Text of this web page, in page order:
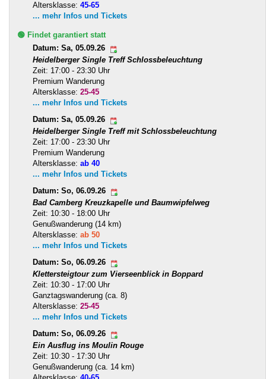
Altersklasse: 45-65
... mehr Infos und Tickets
🟢 Findet garantiert statt
Datum: Sa, 05.09.26
Heidelberger Single Treff Schlossbeleuchtung
Zeit: 17:00 - 23:30 Uhr
Premium Wanderung
Altersklasse: 25-45
... mehr Infos und Tickets
Datum: Sa, 05.09.26
Heidelberger Single Treff mit Schlossbeleuchtung
Zeit: 17:00 - 23:30 Uhr
Premium Wanderung
Altersklasse: ab 40
... mehr Infos und Tickets
Datum: So, 06.09.26
Bad Camberg Kreuzkapelle und Baumwipfelweg
Zeit: 10:30 - 18:00 Uhr
Genußwanderung (14 km)
Altersklasse: ab 50
... mehr Infos und Tickets
Datum: So, 06.09.26
Klettersteigtour zum Vierseenblick in Boppard
Zeit: 10:30 - 17:00 Uhr
Ganztagswanderung (ca. 8)
Altersklasse: 25-45
... mehr Infos und Tickets
Datum: So, 06.09.26
Ein Ausflug ins Moulin Rouge
Zeit: 10:30 - 17:30 Uhr
Genußwanderung (ca. 14 km)